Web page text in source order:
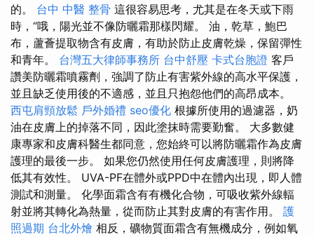
的。 台中 中醫 整骨 這很容易思考，尤其是在冬天或下雨
時，“哦，陽光並不像防曬霜那樣閃耀。 油，乾草，鮑巴
布，蘆薈提取物含有皮膚，有助於防止皮膚乾燥，保留彈性
和青年。 台灣五大律師事務所 台中舒壓 卡式台胞證 客戶
讚美防曬霜噴霧劑，強調了防止有害紫外線的高水平保護，
並且缺乏使用後的不適感，並且只抱怨他們的高昂成本。
西屯肩頸放鬆 戶外婚禮 seo優化 根據所使用的過濾器，奶
油在皮膚上的掉落不同，因此塗抹時需要勤奮。 大多數健
康專家和皮膚科醫生都同意，您始終可以將防曬霜作為皮膚
護理的最後一步。 如果您仍然使用任何皮膚護理，則將降
低其有效性。 UVA-PF在體外或PPD中在體內出現，即​​人體
測試和測量。 化學面霜含有有機化合物，可吸收紫外線輻
射並將其轉化為熱量，從而防止其對皮膚的有害作用。 護
照過期 台北外燴 相反，礦物質面霜含有無機成分，例如氧